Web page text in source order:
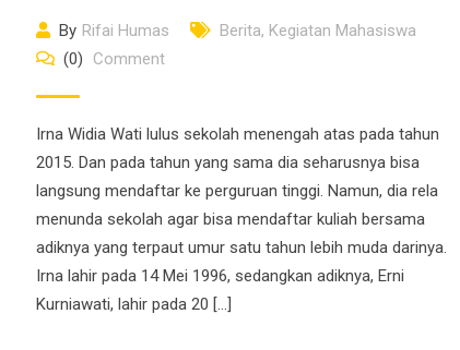
By Rifai Humas Berita, Kegiatan Mahasiswa
(0)
Comment
Irna Widia Wati lulus sekolah menengah atas pada tahun
2015. Dan pada tahun yang sama dia seharusnya bisa
langsung mendaftar ke perguruan tinggi. Namun, dia rela
menunda sekolah agar bisa mendaftar kuliah bersama
adiknya yang terpaut umur satu tahun lebih muda darinya.
Irna lahir pada 14 Mei 1996, sedangkan adiknya, Erni
Kurniawati, lahir pada 20 […]